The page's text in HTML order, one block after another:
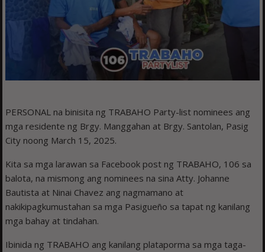
PERSONAL na binisita ng TRABAHO Party-list nominees ang
mga residente ng Brgy. Manggahan at Brgy. Santolan, Pasig
City noong March 15, 2025.
Kita sa mga larawan sa Facebook post ng TRABAHO, 106 sa
balota, na mismong ang nominees na sina Atty. Johanne
Bautista at Ninai Chavez ang nagmamano at
nakikipagkumustahan sa mga Pasigueño sa tapat ng kanilang
mga bahay at tindahan.
Ibinida ng TRABAHO ang kanilang plataporma sa mga taga-